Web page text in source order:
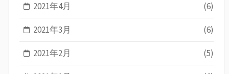
2021年4月 (6)
2021年3月 (6)
2021年2月 (5)